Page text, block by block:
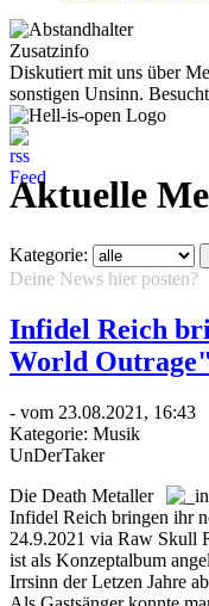
Zusatzinfo
Diskutiert mit uns über
sonstigen Unsinn.
Aktuelle
Kategorie:
Deine News hier posten?
Infidel Reich
World Outrage"
- vom 23.08.2021, 16:43
Kategorie: Musik
UnDerTaker
Die Death Metaller
Infidel Reich bringen ihr
24.9.2021 via Raw Skull
ist als Konzeptalbum
Irrsinn der Letzen Jahre